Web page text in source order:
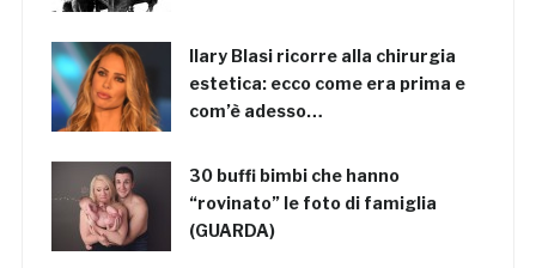
Ilary Blasi ricorre alla chirurgia
estetica: ecco come era prima e
com’è adesso…
30 buffi bimbi che hanno
“rovinato” le foto di famiglia
(GUARDA)